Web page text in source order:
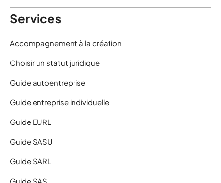
Services
Accompagnement à la création
Choisir un statut juridique
Guide autoentreprise
Guide entreprise individuelle
Guide EURL
Guide SASU
Guide SARL
Guide SAS